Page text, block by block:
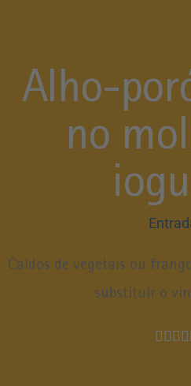
Alho-
no
Caldos de vegetais ou
substituir o
   